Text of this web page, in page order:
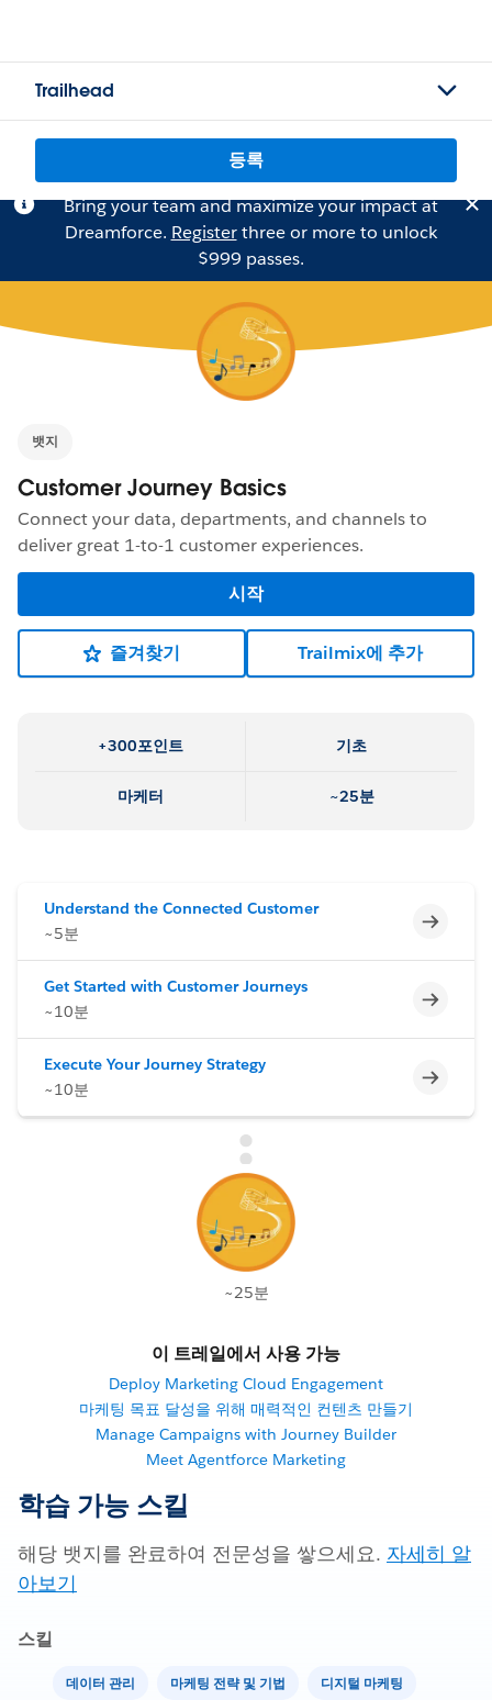
Trailhead
등록
Bring your team and maximize your impact at
Dreamforce. Registerthree or more to unlock
$999 passes.
뱃지
Customer Journey Basics
Connect your data, departments, and channels to
deliver great 1-to-1 customer experiences.
시작
즐겨찾기 Trailmix에 추가
+300포인트 기초
마케터 ~25분
Understand the Connected Customer
~5분
미완료
Get Started with Customer Journeys
~10분
미완료
Execute Your Journey Strategy
~10분
미완료
~25분
이 트레일에서 사용 가능
Deploy Marketing Cloud Engagement
마케팅 목표 달성을 위해 매력적인 컨텐츠 만들기
Manage Campaigns with Journey Builder
Meet Agentforce Marketing
학습 가능 스킬
해당 뱃지를 완료하여 전문성을 쌓으세요. 자세히 알
아보기
스킬
데이터 관리 마케팅 전략 및 기법 디지털 마케팅